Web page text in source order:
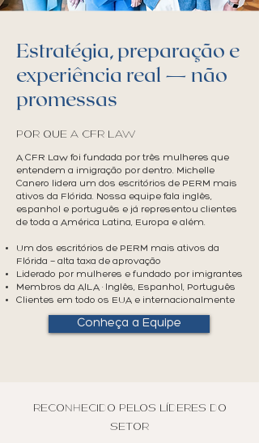
Estratégia, preparação e
experiência real — não
promessas
POR QUE A CFR LAW
A CFR Law foi fundada por três mulheres que
entendem a imigração por dentro. Michelle
Canero lidera um dos escritórios de PERM mais
ativos da Flórida. Nossa equipe fala inglês,
espanhol e português e já representou clientes
de toda a América Latina, Europa e além.
Um dos escritórios de PERM mais ativos da
Flórida — alta taxa de aprovação
Liderado por mulheres e fundado por imigrantes
Membros da AILA · Inglês, Espanhol, Português​
Clientes em todo os EUA e internacionalmente
Conheça a Equipe
RECONHECIDO PELOS LÍDERES DO
SETOR